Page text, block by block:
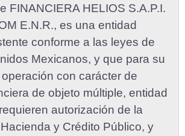
FINANCIERA HELIOS S.A.P.I.
E.N.R., es una entidad
conforme a las leyes de
Mexicanos, y que para su
con carácter de
de objeto múltiple, entidad
autorización de la
y Crédito Público, y